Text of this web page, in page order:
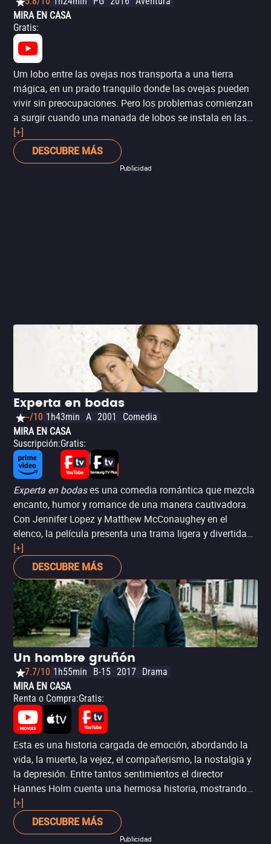
MIRA EN CASA
Gratis:
Um lobo entre las ovejas nos transporta a una tierra
mágica, en un prado tranquilo donde las ovejas pueden
vivir sin preocupaciones. Pero los problemas comienzan
a surgir cuando una manada de lobos se instala en las
cercanías.
[+]
DESCUBRE MÁS
Publicidad
Experta en bodas
--/10 1h43min A 2001
Comedia
MIRA EN CASA
Suscripción:Gratis:
Experta en bodases una comedia romántica que mezcla
encanto, humor y romance de una manera cautivadora.
Con Jennifer Lopez y Matthew McConaughey en el
elenco, la película presenta una trama ligera y divertida
sobre una experimentada organizadora de bodas que se
ve en un dilema al enamorarse de uno de los novios. La
química entre los protagonistas y el ambiente relajado
son elementos que hacen que la película sea atractiva y
una excelente opción para quienes buscan una historia
de amor con muchas risas.
[+]
DESCUBRE MÁS
Un hombre gruñón
7.7/10 1h55min B-15 2017 Drama
MIRA EN CASA
Renta o Compra:Gratis:
Esta es una historia cargada de emoción, abordando la
vida, la muerte, la vejez, el compañerismo, la nostalgia y
la depresión. Entre tantos sentimientos el director
Hannes Holm cuenta una hermosa historia, mostrando
que somos muchos más que lo que mostramos al
mundo. Ciertamente te hará llorar - sea por la historia o
por haber conocido algunos Oves durante la vida.
[+]
DESCUBRE MÁS
Publicidad